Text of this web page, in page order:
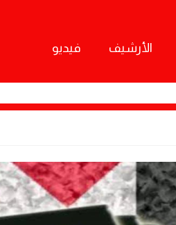
الأرشيف فيديو